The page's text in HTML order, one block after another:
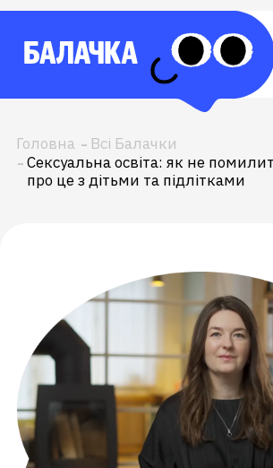
Головна
Всі Балачки
Сексуальна освіта: як не
про це з дітьми та підлітками